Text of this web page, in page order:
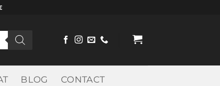
BLOG CONTACT